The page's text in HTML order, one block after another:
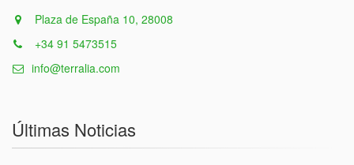
Plaza de España 10, 28008
+34 91 5473515
info@terralia.com
Últimas Noticias